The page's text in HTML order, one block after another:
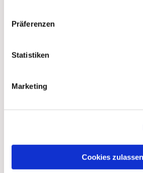
Präferenzen
Statistiken
Marketing
Cookies zulassen